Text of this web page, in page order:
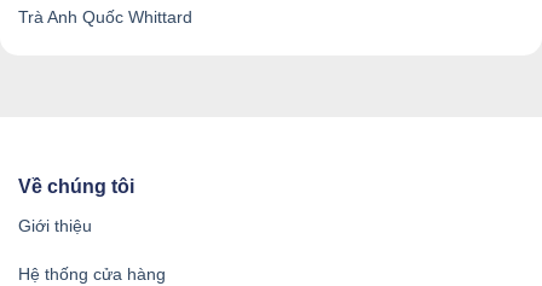
Trà Anh Quốc Whittard
Về chúng tôi
Giới thiệu
Hệ thống cửa hàng